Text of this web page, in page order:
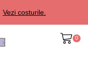
Vezi costurile.
0